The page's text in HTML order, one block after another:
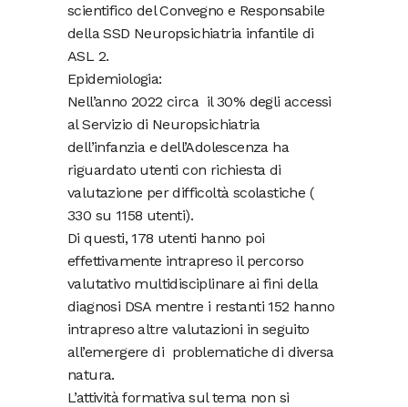
scientifico del Convegno e Responsabile
della SSD Neuropsichiatria infantile di
ASL 2.
Epidemiologia:
Nell’anno 2022 circa il 30% degli accessi
al Servizio di Neuropsichiatria
dell’infanzia e dell’Adolescenza ha
riguardato utenti con richiesta di
valutazione per difficoltà scolastiche (
330 su 1158 utenti).
Di questi, 178 utenti hanno poi
effettivamente intrapreso il percorso
valutativo multidisciplinare ai fini della
diagnosi DSA mentre i restanti 152 hanno
intrapreso altre valutazioni in seguito
all’emergere di problematiche di diversa
natura.
L’attività formativa sul tema non si